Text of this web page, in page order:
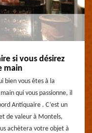
si vous désirez
main
bien vous êtes à la
qui vous passionne, il
Antiquaire . C’est un
de valeur à Montels,
achètera votre objet à